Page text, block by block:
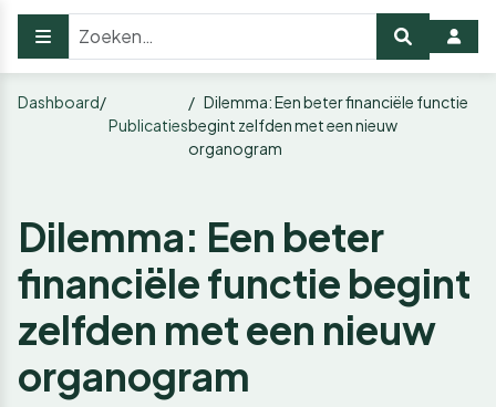
Dashboard
Publicaties
Dilemma: Een beter financiële functie
begint zelfden met een nieuw
organogram
Dilemma: Een beter
financiële functie begint
zelfden met een nieuw
organogram